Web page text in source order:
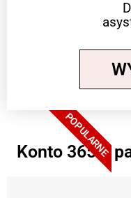
POPULARNE
Konto 365 +